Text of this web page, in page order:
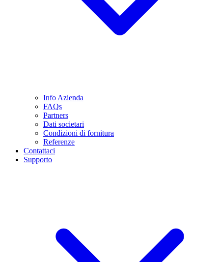
Info Azienda
FAQs
Partners
Dati societari
Condizioni di fornitura
Referenze
Contattaci
Supporto